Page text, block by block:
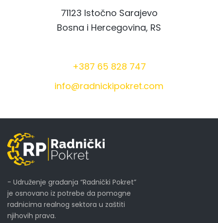
71123 Istočno Sarajevo
Bosna i Hercegovina, RS
+387 65 828 747
info@radnickipokret.com
- Udruženje građanja “Radnički Pokret”
je osnovano iz potrebe da pomogne
radnicima realnog sektora u zaštiti
njihovih prava.